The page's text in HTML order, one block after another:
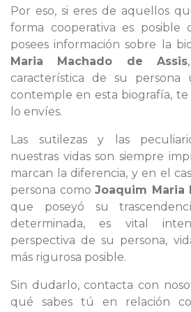
Por eso, si eres de aquellos
forma cooperativa es posible
posees información sobre la
Maria Machado de Assis
característica de su
contemple en esta biografía, te
lo envíes.
Las sutilezas y las
nuestras vidas son siempre
marcan la diferencia, y en el
persona como Joaquim Maria
que poseyó su
determinada, es vital
perspectiva de su persona,
más rigurosa posible.
Sin dudarlo, contacta con
qué sabes tú en relación